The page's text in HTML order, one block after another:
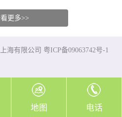
更多>>
海有限公司 粤ICP备09063742号-1
地图 电话